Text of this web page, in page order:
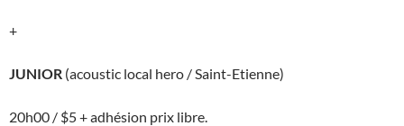
+
JUNIOR (acoustic local hero / Saint-Etienne)
20h00 / $5 + adhésion prix libre.